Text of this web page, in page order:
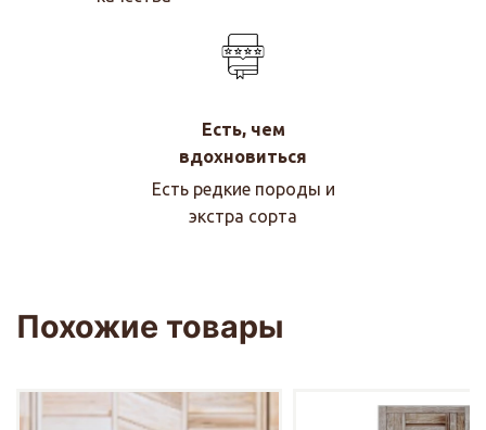
Есть, чем
вдохновиться
Есть редкие породы и
экстра сорта
Похожие товары